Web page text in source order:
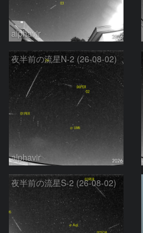
alphavir
夜半前の流星N-2 (26-08-02)
alphavir
夜半前の流星S-2 (26-08-02)